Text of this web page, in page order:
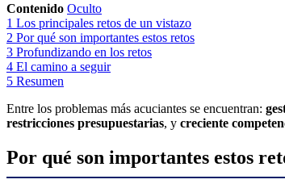
Contenido Oculto
1 Los principales retos de un vistazo
2 Por qué son importantes estos retos
3 Profundizando en los retos
4 El camino a seguir
5 Resumen
Entre los problemas más acuciantes se encuentran:
restricciones presupuestarias, y creciente
Por qué son importantes estos